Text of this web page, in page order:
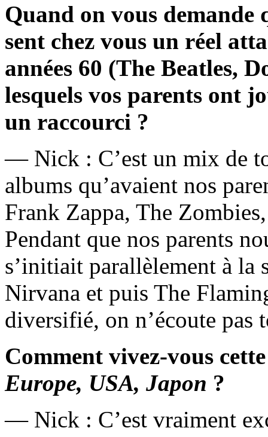
Quand on vous demande
sent chez vous un réel
années 60 (The Beatles,
lesquels vos parents ont
un raccourci ?
— Nick : C’est un mix de
albums qu’avaient nos
Frank Zappa, The
Pendant que nos parents
s’initiait parallèlement à la
Nirvana et puis The
diversifié, on n’écoute pas
Comment vivez-vous
Europe, USA, Japon ?
— Nick : C’est vraiment